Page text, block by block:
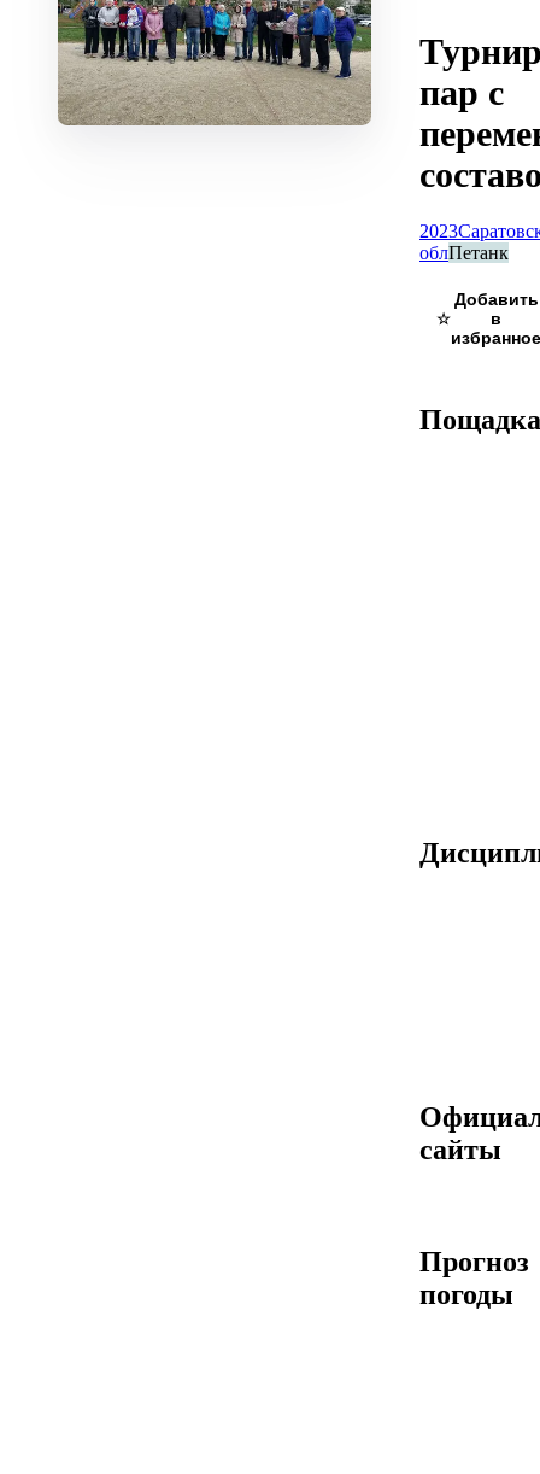
пар с
2023
облПетанк
☆
Пощадка
сайты
Прогноз
погоды